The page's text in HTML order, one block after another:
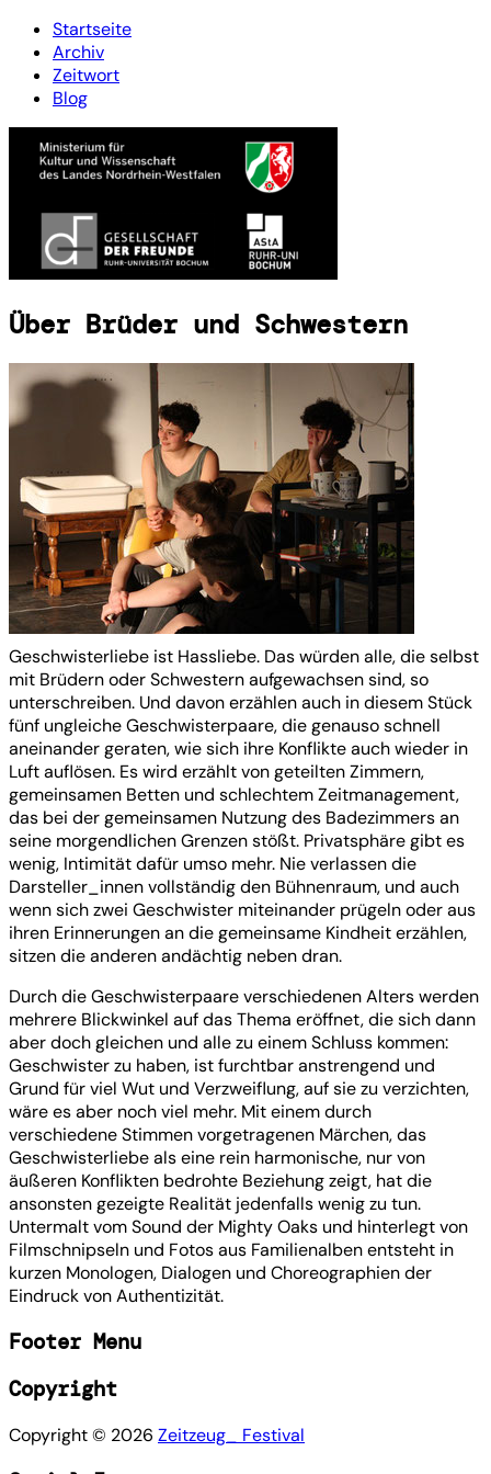
Startseite
Archiv
Zeitwort
Blog
Über Brüder und Schwestern
Geschwisterliebe ist Hassliebe. Das würden alle, die selbst
mit Brüdern oder Schwestern aufgewachsen sind, so
unterschreiben. Und davon erzählen auch in diesem Stück
fünf ungleiche Geschwisterpaare, die genauso schnell
aneinander geraten, wie sich ihre Konflikte auch wieder in
Luft auflösen. Es wird erzählt von geteilten Zimmern,
gemeinsamen Betten und schlechtem Zeitmanagement,
das bei der gemeinsamen Nutzung des Badezimmers an
seine morgendlichen Grenzen stößt. Privatsphäre gibt es
wenig, Intimität dafür umso mehr. Nie verlassen die
Darsteller_innen vollständig den Bühnenraum, und auch
wenn sich zwei Geschwister miteinander prügeln oder aus
ihren Erinnerungen an die gemeinsame Kindheit erzählen,
sitzen die anderen andächtig neben dran.
Durch die Geschwisterpaare verschiedenen Alters werden
mehrere Blickwinkel auf das Thema eröffnet, die sich dann
aber doch gleichen und alle zu einem Schluss kommen:
Geschwister zu haben, ist furchtbar anstrengend und
Grund für viel Wut und Verzweiflung, auf sie zu verzichten,
wäre es aber noch viel mehr. Mit einem durch
verschiedene Stimmen vorgetragenen Märchen, das
Geschwisterliebe als eine rein harmonische, nur von
äußeren Konflikten bedrohte Beziehung zeigt, hat die
ansonsten gezeigte Realität jedenfalls wenig zu tun.
Untermalt vom Sound der Mighty Oaks und hinterlegt von
Filmschnipseln und Fotos aus Familienalben entsteht in
kurzen Monologen, Dialogen und Choreographien der
Eindruck von Authentizität.
Footer Menu
Copyright
Copyright © 2026 Zeitzeug_ Festival